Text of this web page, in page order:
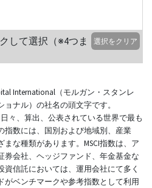
して選択（※4つま
選択をクリア
International（モルガン・スタンレ
ナル）の社名の頭文字です。
日々、算出、公表されている世界で最も
指数には、国別および地域別、産業
な種類があります。MSCI指数は、ア
券会社、ヘッジファンド、年金基金な
信託においては、運用会社にて多く
がベンチマークや参考指数として利用